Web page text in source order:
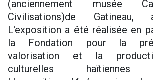
(anciennement musée
Civilisations)de Gatineau,
L'exposition a été réalisée en
la Fondation pour la
valorisation et la
culturelles haïtiennes